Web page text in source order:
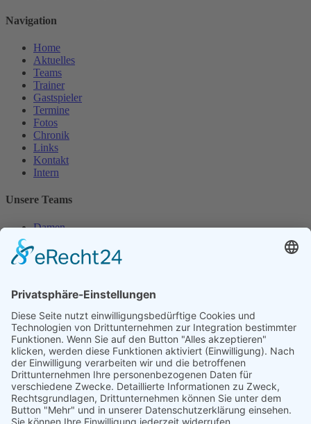
Navigation
Home
Aktuelles
Teams
Trainer
Gastspieler
Termine
Fotos
Chronik
Links
Kontakt
Intern
Unsere Teams
Damen
Herren
Herren 30
Unsere Jugend
Midcourt
Bambini
Juniorinnen 18
Knaben 15
Follow us